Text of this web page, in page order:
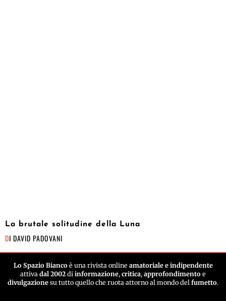
La brutale solitudine della Luna
DI DAVID PADOVANI
Lo Spazio Biancoè una rivista online amatoriale e indipendente
attiva dal 2002 di informazione, critica, approfondimento e
divulgazione su tutto quello che ruota attorno al mondo del fumetto.